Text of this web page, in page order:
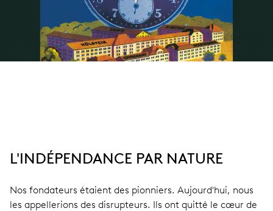
L'INDÉPENDANCE PAR NATURE
Nos fondateurs étaient des pionniers. Aujourd'hui, nous
les appellerions des disrupteurs. Ils ont quitté le cœur de